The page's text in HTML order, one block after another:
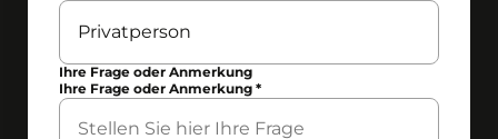
Ihre Frage oder Anmerkung
Ihre Frage oder Anmerkung*